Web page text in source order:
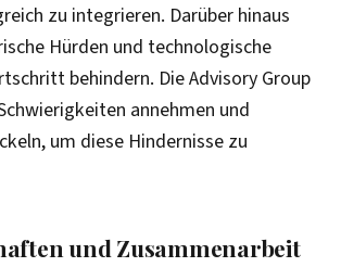
zu integrieren. Darüber hinaus
Hürden und technologische
behindern. Die Advisory Group
annehmen und
um diese Hindernisse zu
und Zusammenarbeit